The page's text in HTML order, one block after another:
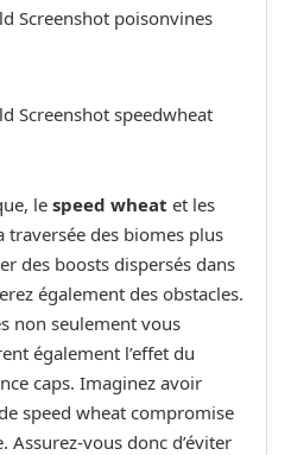
le speed wheat et les
traversée des biomes plus
des boosts dispersés dans
également des obstacles.
non seulement vous
également l’effet du
caps. Imaginez avoir
speed wheat compromise
Assurez-vous donc d’éviter